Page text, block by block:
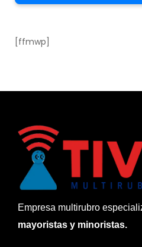
[ffmwp]
Empresa multirubro
mayoristas y minoristas.